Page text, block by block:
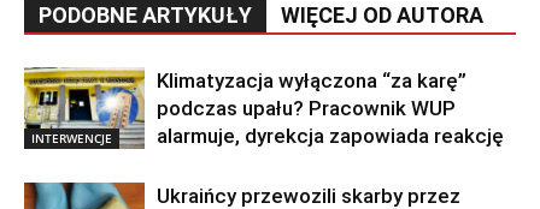
PODOBNE ARTYKUŁY WIĘCEJ OD AUTORA
INTERWENCJE
Klimatyzacja wyłączona “za karę”
podczas upału? Pracownik WUP
alarmuje, dyrekcja zapowiada reakcję
Ukraińcy przewozili skarby przez